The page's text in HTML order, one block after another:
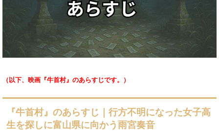
（以下、映画『牛首村』のあらすじです。）
『牛首村』のあらすじ｜行方不明になった女子高
生を探しに富山県に向かう雨宮奏音